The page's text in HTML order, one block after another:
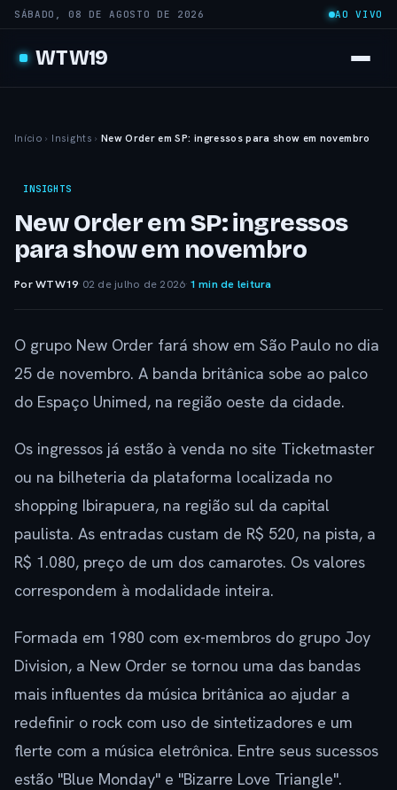
SÁBADO, 08 DE AGOSTO DE 2026 AO VIVO
WTW19
Início › Insights › New Order em SP: ingressos para show em novembro
INSIGHTS
New Order em SP: ingressos
para show em novembro
Por WTW19· 02 de julho de 2026· 1 min de leitura
O grupo New Order fará show em São Paulo no dia
25 de novembro. A banda britânica sobe ao palco
do Espaço Unimed, na região oeste da cidade.
Os ingressos já estão à venda no site Ticketmaster
ou na bilheteria da plataforma localizada no
shopping Ibirapuera, na região sul da capital
paulista. As entradas custam de R$ 520, na pista, a
R$ 1.080, preço de um dos camarotes. Os valores
correspondem à modalidade inteira.
Formada em 1980 com ex-membros do grupo Joy
Division, a New Order se tornou uma das bandas
mais influentes da música britânica ao ajudar a
redefinir o rock com uso de sintetizadores e um
flerte com a música eletrônica. Entre seus sucessos
estão "Blue Monday" e "Bizarre Love Triangle".